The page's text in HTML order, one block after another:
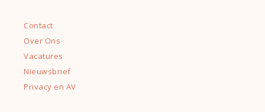
Contact
Over Ons
Vacatures
Nieuwsbrief
Privacy en AV